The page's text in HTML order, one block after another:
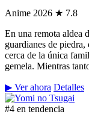
Anime 2026 ★ 7.8
En una remota aldea
guardianes de
cerca de la única
gemela. Mientras
▶ Ver ahora Detalles
#4 en tendencia